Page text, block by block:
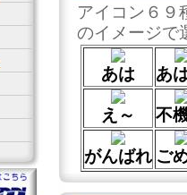
アイコン６９
のイメージで
あは あ
え～ 不
がんばれ ご